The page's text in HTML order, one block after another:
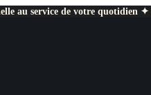
au service de votre quotidien